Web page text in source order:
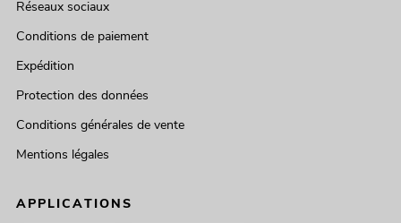
Réseaux sociaux
Conditions de paiement
Expédition
Protection des données
Conditions générales de vente
Mentions légales
APPLICATIONS